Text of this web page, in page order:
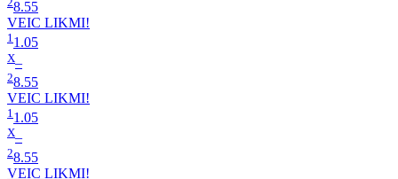
8.55
VEIC LIKMI!
1 1.05
X–
28.55
VEIC LIKMI!
1 1.05
X–
28.55
VEIC LIKMI!